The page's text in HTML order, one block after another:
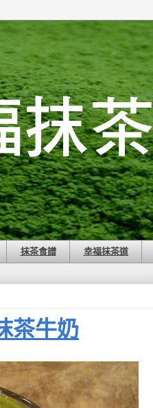
抹茶食譜 幸福抹茶道
茶牛奶